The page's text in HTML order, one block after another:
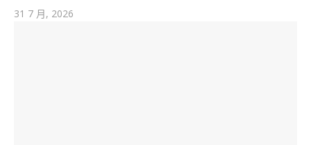
31 7 月, 2026